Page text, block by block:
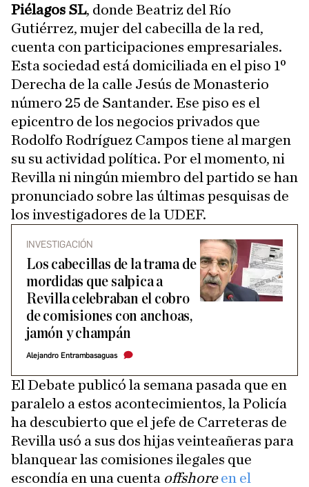
Piélagos SL, donde Beatriz del Río
Gutiérrez, mujer del cabecilla de la red,
cuenta con participaciones empresariales.
Esta sociedad está domiciliada en el piso 1º
Derecha de la calle Jesús de Monasterio
número 25 de Santander. Ese piso es el
epicentro de los negocios privados que
Rodolfo Rodríguez Campos tiene al margen
su su actividad política. Por el momento, ni
Revilla ni ningún miembro del partido se han
pronunciado sobre las últimas pesquisas de
los investigadores de la UDEF.
INVESTIGACIÓN
Los cabecillas de la trama de
mordidas que salpica a
Revilla celebraban el cobro
de comisiones con anchoas,
jamón y champán
Alejandro Entrambasaguas
El Debate publicó la semana pasada que en
paralelo a estos acontecimientos, la Policía
ha descubierto que el jefe de Carreteras de
Revilla usó a sus dos hijas veinteañeras para
blanquear las comisiones ilegales que
escondía en una cuenta offshoreen el